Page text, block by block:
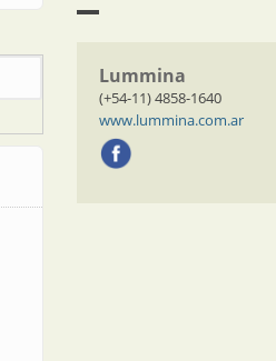
Lummina
(+54-11) 4858-1640
www.lummina.com.ar